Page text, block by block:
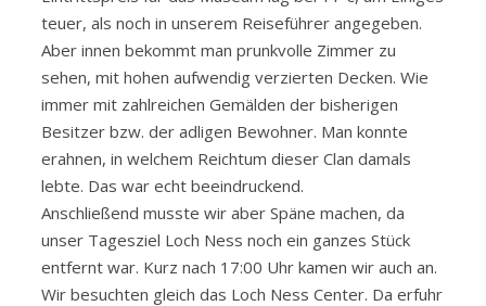
teuer, als noch in unserem Reiseführer angegeben.
Aber innen bekommt man prunkvolle Zimmer zu
sehen, mit hohen aufwendig verzierten Decken. Wie
immer mit zahlreichen Gemälden der bisherigen
Besitzer bzw. der adligen Bewohner. Man konnte
erahnen, in welchem Reichtum dieser Clan damals
lebte. Das war echt beeindruckend.
Anschließend musste wir aber Späne machen, da
unser Tagesziel Loch Ness noch ein ganzes Stück
entfernt war. Kurz nach 17:00 Uhr kamen wir auch an.
Wir besuchten gleich das Loch Ness Center. Da erfuhr